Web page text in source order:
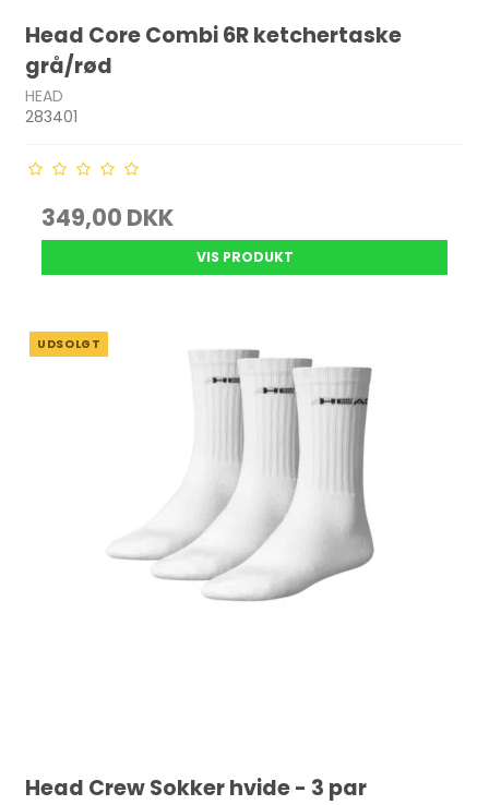
Head Core Combi 6R ketchertaske
grå/rød
HEAD
283401
349,00 DKK
VIS PRODUKT
UDSOLGT
Head Crew Sokker hvide - 3 par